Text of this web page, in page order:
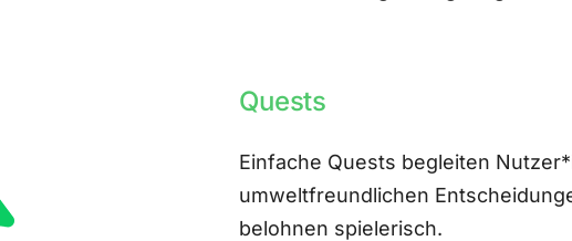
Quests
Einfache Quests begleiten
umweltfreundlichen
belohnen spielerisch.